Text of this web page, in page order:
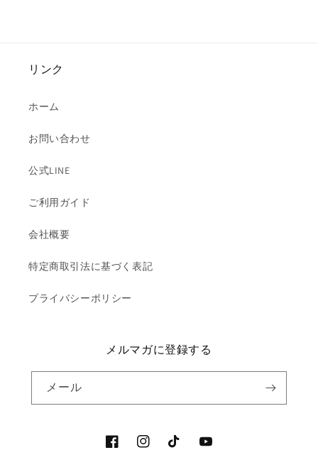
リンク
ホーム
お問い合わせ
公式LINE
ご利用ガイド
会社概要
特定商取引法に基づく表記
プライバシーポリシー
メルマガに登録する
メール
FacebookInstagramTikTok YouTube